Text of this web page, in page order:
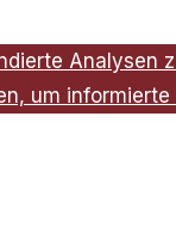
Analysen
um